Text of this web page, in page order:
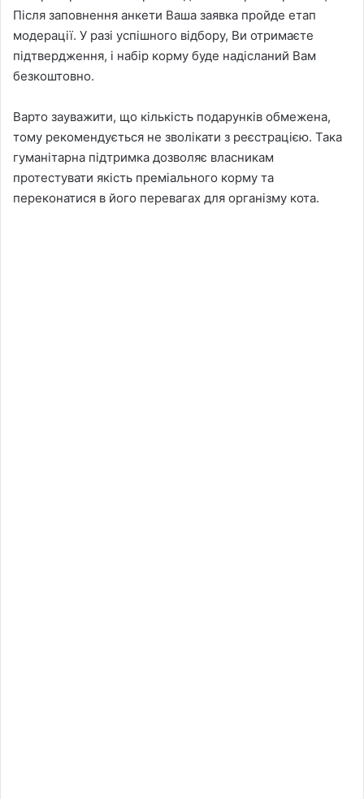
Після заповнення анкети Ваша заявка пройде етап
модерації. У разі успішного відбору, Ви отримаєте
підтвердження, і набір корму буде надісланий Вам
безкоштовно.
Варто зауважити, що кількість подарунків обмежена,
тому рекомендується не зволікати з реєстрацією. Така
гуманітарна підтримка дозволяє власникам
протестувати якість преміального корму та
переконатися в його перевагах для організму кота.